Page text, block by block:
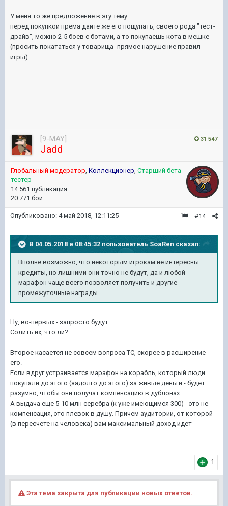
У меня то же предложение в эту тему:
перед покупкой према дайте же его пощупать, своего рода "тест-
драйв", можно 2-5 боев с ботами, а то покупаешь кота в мешке
(просить покататься у товарища- прямое нарушение правил
игры).
31 547
[9-MAY]
Jadd
Глобальный модератор, Коллекционер, Старший бета-
тестер
14 561 публикация
20 771 бой
#14
Опубликовано: 4 май 2018, 12:11:25
В 04.05.2018 в 08:45:32 пользователь SoaRen сказал:
Вполне возможно, что некоторым игрокам не интересны
кредиты, но лишними они точно не будут, да и любой
марафон чаще всего позволяет получить и другие
промежуточные награды.
Ну, во-первых - запросто будут.
Солить их, что ли?
Второе касается не совсем вопроса ТС, скорее в расширение
его.
Если вдруг устраивается марафон на корабль, который люди
покупали до этого (задолго до этого) за живые деньги - будет
разумно, чтобы они получат компенсацию в дублонах.
А выдача еще 5-10 млн серебра (к уже имеющимся 300) - это не
компенсация, это плевок в душу. Причем аудитории, от которой
(в пересчете на человека) вам максимальный доход идет
1
Эта тема закрыта для публикации новых ответов.